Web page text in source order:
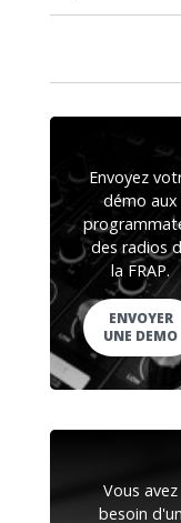
Envoyez
démo aux
des radios
la FRAP.
ENVOYER
UNE DEMO
Vous avez
besoin d'un